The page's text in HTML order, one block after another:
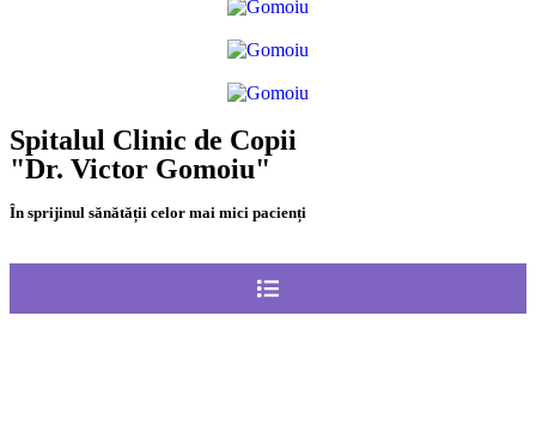
Spitalul Clinic de Copii
"Dr. Victor Gomoiu"
În sprijinul sănătății celor mai mici pacienți